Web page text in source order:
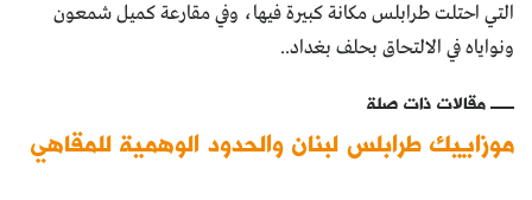
التي احتلت طرابلس مكانة كبيرة فيها، وفي مقارعة كميل شمعون
ونواياه في الالتحاق بحلف بغداد..
مقالات ذات صلة
موزاييك طرابلس لبنان والحدود الوهمية للمقاهي